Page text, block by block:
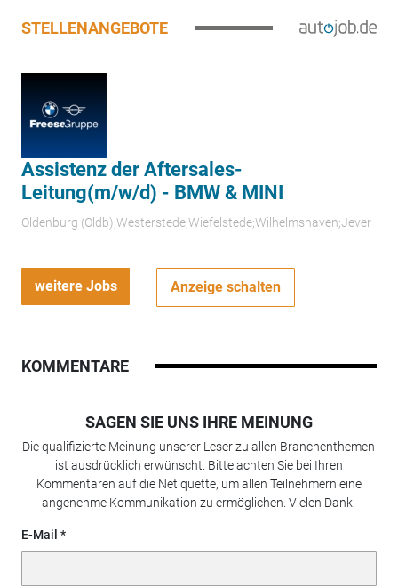
STELLENANGEBOTE
Assistenz der Aftersales-
Leitung(m/w/d) - BMW & MINI
Oldenburg (Oldb);Westerstede;Wiefelstede;Wilhelmshaven;Jever
weitere Jobs Anzeige schalten
KOMMENTARE
SAGEN SIE UNS IHRE MEINUNG
Die qualifizierte Meinung unserer Leser zu allen Branchenthemen
ist ausdrücklich erwünscht. Bitte achten Sie bei Ihren
Kommentaren auf die Netiquette, um allen Teilnehmern eine
angenehme Kommunikation zu ermöglichen. Vielen Dank!
E-Mail